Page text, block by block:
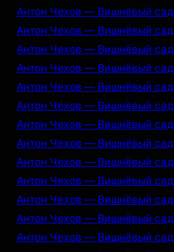
Антон Чехов — Вишнёвый сад
Антон Чехов — Вишнёвый сад
Антон Чехов — Вишнёвый сад
Антон Чехов — Вишнёвый сад
Антон Чехов — Вишнёвый сад
Антон Чехов — Вишнёвый сад
Антон Чехов — Вишнёвый сад
Антон Чехов — Вишнёвый сад
Антон Чехов — Вишнёвый сад
Антон Чехов — Вишнёвый сад
Антон Чехов — Вишнёвый сад
Антон Чехов — Вишнёвый сад
Антон Чехов — Вишнёвый сад